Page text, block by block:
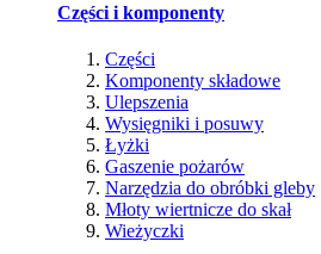
Części i komponenty
Części
Komponenty składowe
Ulepszenia
Wysięgniki i posuwy
Łyżki
Gaszenie pożarów
Narzędzia do obróbki gleby
Młoty wiertnicze do skał
Wieżyczki